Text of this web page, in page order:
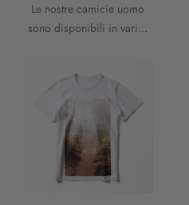
Le nostre camicie uomo
sono disponibili in vari...